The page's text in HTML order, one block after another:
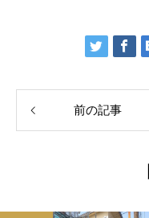
前の記事